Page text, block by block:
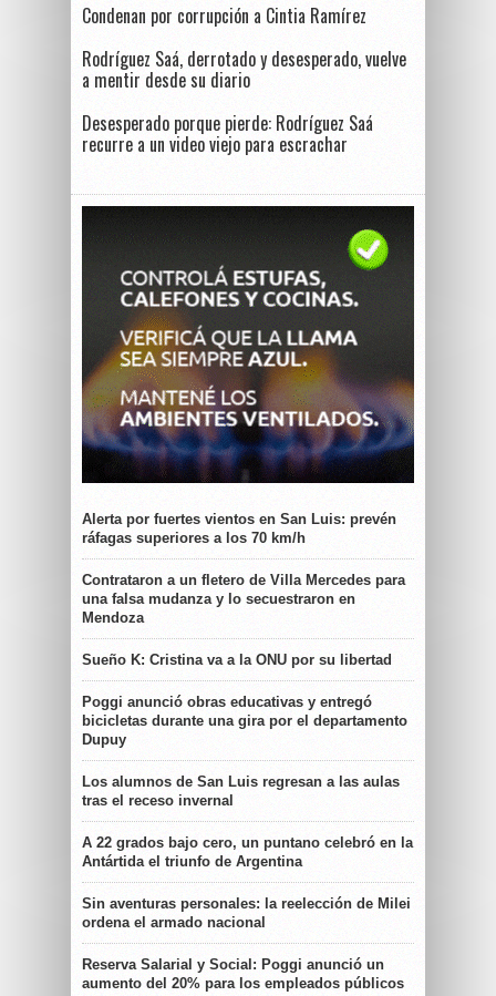
Condenan por corrupción a Cintia Ramírez
Rodríguez Saá, derrotado y desesperado, vuelve
a mentir desde su diario
Desesperado porque pierde: Rodríguez Saá
recurre a un video viejo para escrachar
Alerta por fuertes vientos en San Luis: prevén
ráfagas superiores a los 70 km/h
Contrataron a un fletero de Villa Mercedes para
una falsa mudanza y lo secuestraron en
Mendoza
Sueño K: Cristina va a la ONU por su libertad
Poggi anunció obras educativas y entregó
bicicletas durante una gira por el departamento
Dupuy
Los alumnos de San Luis regresan a las aulas
tras el receso invernal
A 22 grados bajo cero, un puntano celebró en la
Antártida el triunfo de Argentina
Sin aventuras personales: la reelección de Milei
ordena el armado nacional
Reserva Salarial y Social: Poggi anunció un
aumento del 20% para los empleados públicos